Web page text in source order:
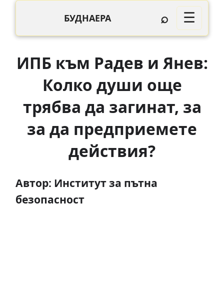
БУДНАЕРА ⌕ ☰
ИПБ към Радев и Янев:
Колко души още
трябва да загинат, за
за да предприемете
действия?
Автор: Институт за пътна
безопасност